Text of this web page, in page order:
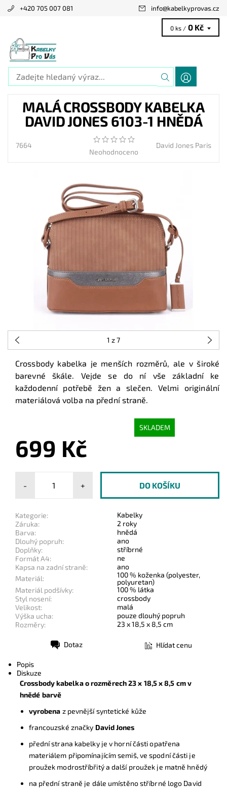
+420 705 007 081 info@kabelkyprovas.cz
0 ks / 0 Kč
MALÁ CROSSBODY KABELKA
DAVID JONES 6103-1 HNĚDÁ
7664
Neohodnoceno
David Jones Paris
1 z 7
Crossbody kabelka je menších rozměrů, ale v široké
barevné škále. Vejde se do ní vše základní ke
každodenní potřebě žen a slečen. Velmi originální
materiálová volba na přední straně.
SKLADEM
699 Kč
- +
Kategorie:
Kabelky
Záruka:
2 roky
Barva:
hnědá
Dlouhý popruh:
ano
Doplňky:
stříbrné
Formát A4:
ne
Kapsa na zadní straně:
ano
Materiál:
100 % koženka (polyester,
polyuretan)
Materiál podšívky:
100 % látka
Styl nosení:
crossbody
Velikost:
malá
Výška ucha:
pouze dlouhý popruh
Rozměry:
23 x 18,5 x 8,5 cm
Dotaz Hlídat cenu
Popis
Diskuze
Crossbody kabelka o rozměrech 23 x 18,5 x 8,5 cm v
hnědé barvě
vyrobena z pevnější syntetické kůže
francouzské značky David Jones
přední strana kabelky je v horní části opatřena
materiálem připomínajícím semiš, ve spodní části je
proužek modrostříbřitý a další proužek je matně hnědý
na přední straně je dále umístěno stříbrné logo David